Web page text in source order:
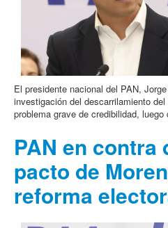
El presidente nacional del PAN,
investigación del descarrilamiento
problema grave de credibilidad,
PAN en contra
pacto de
reforma